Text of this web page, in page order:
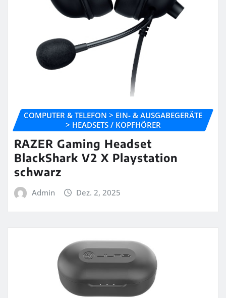
COMPUTER & TELEFON > EIN- & AUSGABEGERÄTE
> HEADSETS / KOPFHÖRER
RAZER Gaming Headset
BlackShark V2 X Playstation
schwarz
Admin Dez. 2, 2025